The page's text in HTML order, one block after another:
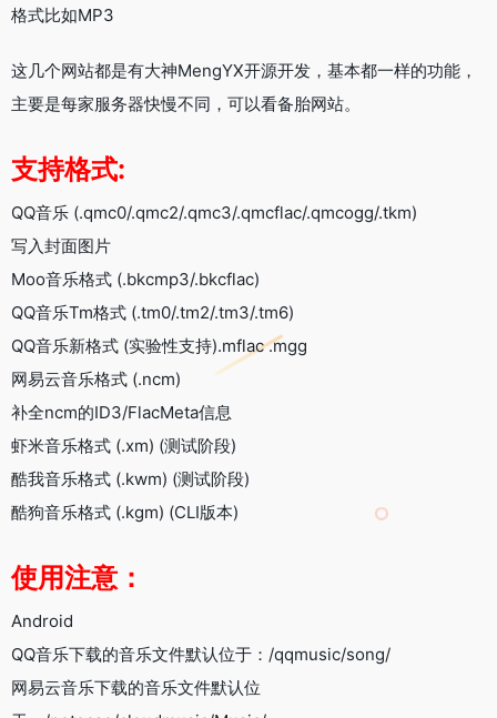
格式比如MP3
这几个网站都是有大神MengYX开源开发，基本都一样的功能，
主要是每家服务器快慢不同，可以看备胎网站。
支持格式:
QQ音乐 (.qmc0/.qmc2/.qmc3/.qmcflac/.qmcogg/.tkm)
写入封面图片
Moo音乐格式 (.bkcmp3/.bkcflac)
QQ音乐Tm格式 (.tm0/.tm2/.tm3/.tm6)
QQ音乐新格式 (实验性支持).mflac .mgg
网易云音乐格式 (.ncm)
补全ncm的ID3/FlacMeta信息
虾米音乐格式 (.xm) (测试阶段)
酷我音乐格式 (.kwm) (测试阶段)
酷狗音乐格式 (.kgm) (CLI版本)
使用注意：
Android
QQ音乐下载的音乐文件默认位于：/qqmusic/song/
网易云音乐下载的音乐文件默认位